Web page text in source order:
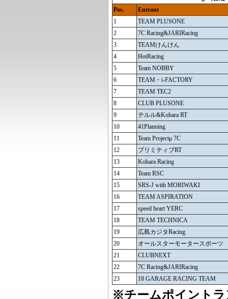
Pos.
Entrant
1
TEAM PLUSONE
2
7C Racing&JARIRacing
3
TEAMけんけん
4
HotRacing
5
Team NOBBY
6
TEAM・i-FACTORY
7
TEAM TEC2
8
CLUB PLUSONE
9
テルル&Kohara RT
10
41Planning
11
Team Projectμ 7C
12
プリミティブRT
13
Kohara Racing
14
Team RSC
15
SRS-J with MORIWAKI
16
TEAM ASPIRATION
17
speed heart YERC
18
TEAM TECHNICA
19
広島カジタRacing
20
オールスターモータースポーツ
21
CLUBNEXT
22
7C Racing&JARIRacing
23
18 GARAGE RACING TEAM
※チームポイントラ